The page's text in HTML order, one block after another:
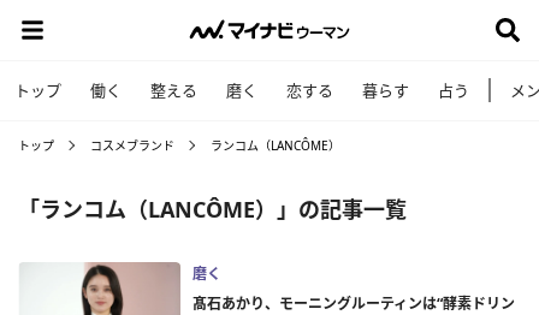
トップ 働く 整える 磨く 恋する 暮らす 占う メ
トップ コスメブランド ランコム（LANCÔME）
「ランコム（LANCÔME）」の記事一覧
磨く
髙石あかり、モーニングルーティンは“酵素ドリン